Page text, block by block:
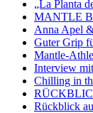
„La Planta
MANTLE
Anna Apel
Guter Grip
Mantle-
Interview
Chilling in
Rückblick